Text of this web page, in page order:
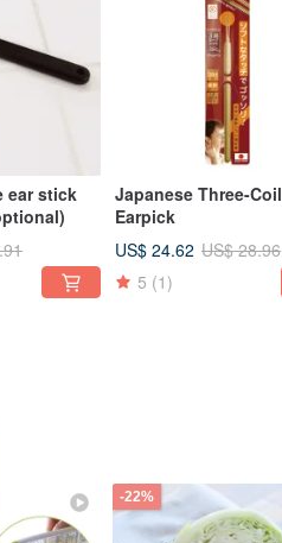
ear stick
Japanese Three-Coil
Earpick
US$ 24.62 US$ 28.96
5 (1)
-22%